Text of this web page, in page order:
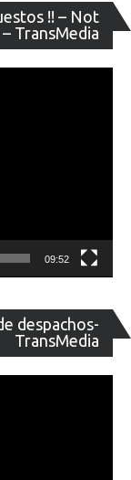
!! – Not
TransMedia
de
09:52
despachos-
TransMedia
de